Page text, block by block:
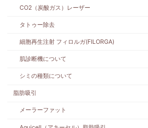
CO2（炭酸ガス）レーザー
タトゥー除去
細胞再生注射 フィロルガ(FILORGA)
肌診断機について
シミの種類について
脂肪吸引
メーラーファット